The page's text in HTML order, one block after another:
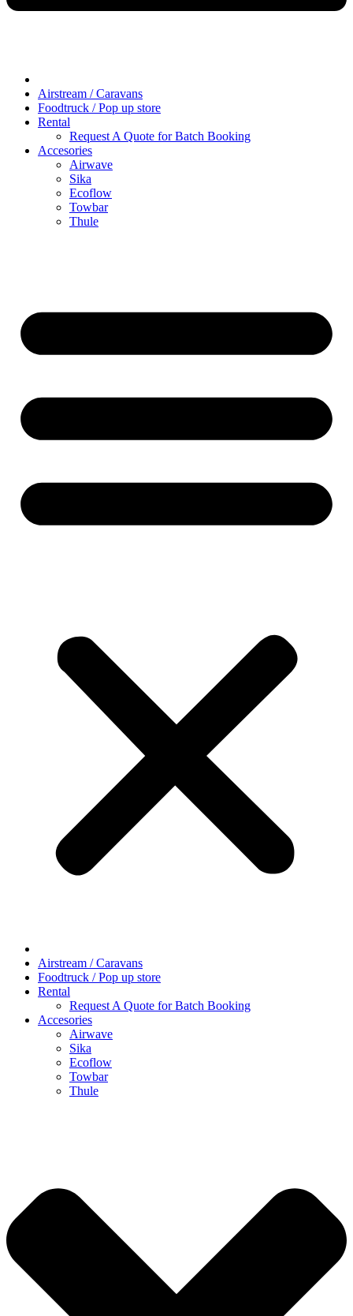
Airstream / Caravans
Foodtruck / Pop up store
Rental
Request A Quote for Batch Booking
Accesories
Airwave
Sika
Ecoflow
Towbar
Thule
Airstream / Caravans
Foodtruck / Pop up store
Rental
Request A Quote for Batch Booking
Accesories
Airwave
Sika
Ecoflow
Towbar
Thule